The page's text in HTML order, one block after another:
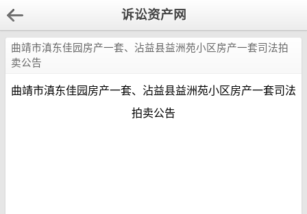
诉讼资产网
曲靖市滇东佳园房产一套、沾益县益洲苑小区房产一套司法拍
卖公告
曲靖市滇东佳园房产一套、沾益县益洲苑小区房产一套司法
拍卖公告